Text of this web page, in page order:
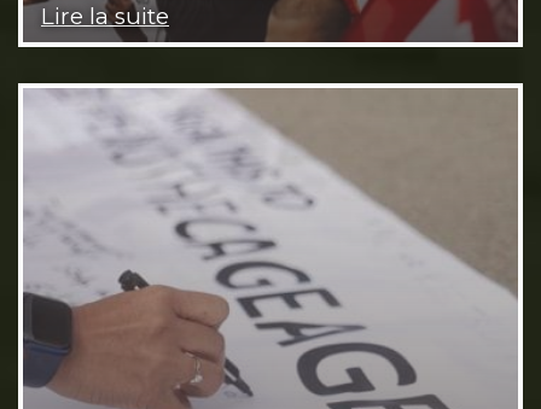
Lire la suite